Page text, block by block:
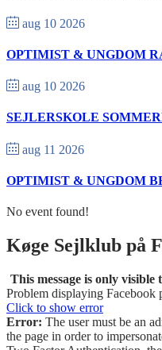
aug 10 2026
OPTIMIST & UNGDOM
aug 10 2026
SEJLERSKOLE
aug 11 2026
OPTIMIST & UNGDOM
No event found!
Køge Sejlklub på
This message is only visible
Problem displaying Facebook
Click to show error
Error: The user must be an
the page in order to